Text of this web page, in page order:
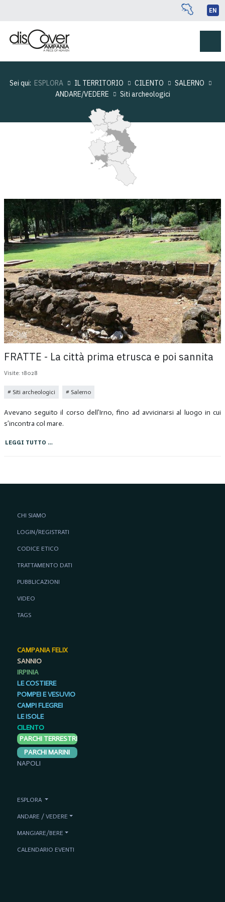
EN
Sei qui: ESPLORA IL TERRITORIO CILENTO
SALERNO
ANDARE/VEDERE
Siti archeologici
FRATTE - La città prima etrusca e poi sannita
Visite: 18028
Siti archeologici Salerno
Avevano seguito il corso dell’Irno, fino ad avvicinarsi al luogo in cui
s’incontra col mare.
LEGGI TUTTO …
CHI SIAMO
LOGIN/REGISTRATI
CODICE ETICO
TRATTAMENTO DATI
PUBBLICAZIONI
VIDEO
TAGS
CAMPANIA FELIX
SANNIO
IRPINIA
LE COSTIERE
POMPEI E VESUVIO
CAMPI FLEGREI
LE ISOLE
CILENTO
PARCHI TERRESTRI
PARCHI MARINI
NAPOLI
ESPLORA
ANDARE / VEDERE
MANGIARE/BERE
CALENDARIO EVENTI